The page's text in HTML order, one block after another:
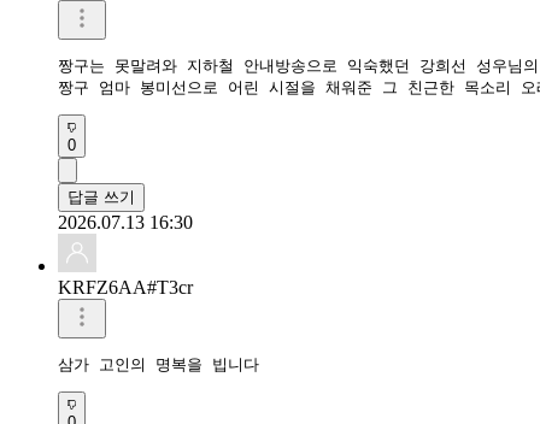
0
답글 쓰기
2026.07.13 16:30
KRFZ6AA#T3cr
답글 쓰기
2026.07.07 20:39